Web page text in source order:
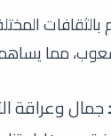
بالثقافات
مما يساهم
جمال وعراقة